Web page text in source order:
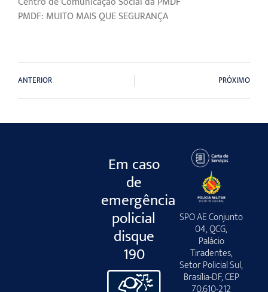
PMDF: MUITO MAIS QUE SEGURANÇA
ANTERIOR PRÓXIMO
Em caso
de
emergência
policial
disque
190
SPO AE Conjunto
04, QCG,
Palácio
Tiradentes,
Setor Policial Sul,
Brasília-DF, CEP